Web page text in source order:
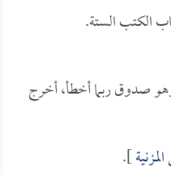
الكتب الستة.
صدوق ربما أخطأ، أخرج
].